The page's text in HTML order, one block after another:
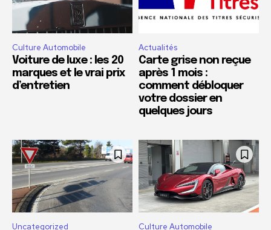
Culture Automobile
Voiture de luxe : les 20
marques et le vrai prix
d’entretien
Actualités
Carte grise non reçue
après 1 mois :
comment débloquer
votre dossier en
quelques jours
Uncategorized Culture Automobile